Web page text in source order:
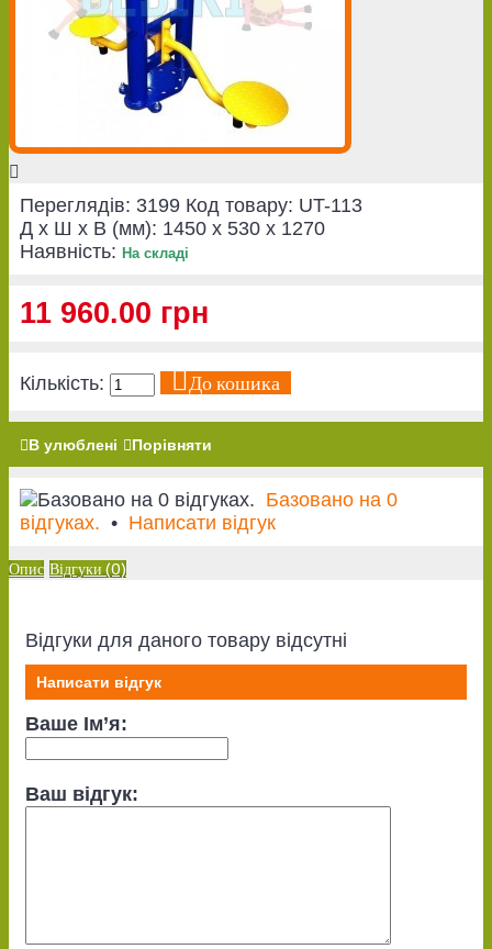
Переглядів: 3199 Код товару: UT-113
Д x Ш x В (мм): 1450 x 530 x 1270
Наявність: На складі
11 960.00 грн
Кількість: До кошика
В улюблені Порівняти
Базовано на 0
відгуках. • Написати відгук
Опис Відгуки (0)
Відгуки для даного товару відсутні
Написати відгук
Ваше Ім’я:
Ваш відгук: